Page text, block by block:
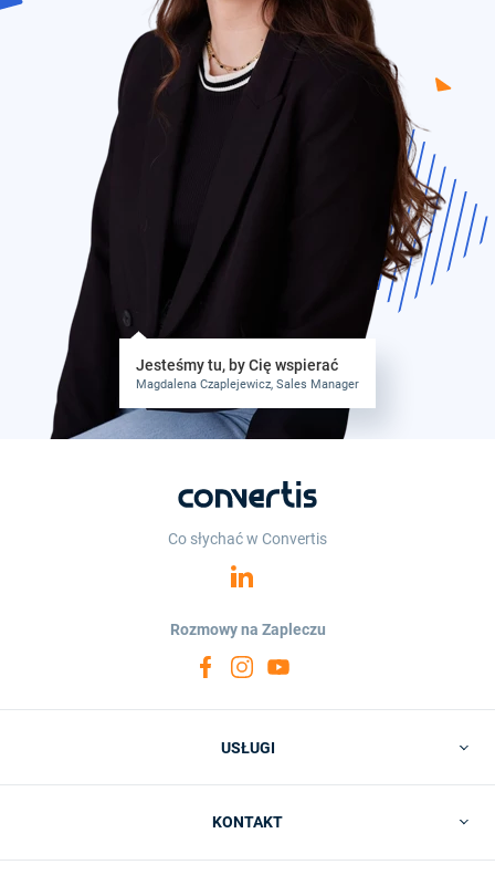
Jesteśmy tu, by Cię wspierać
Magdalena Czaplejewicz, Sales Manager
Co słychać w Convertis
Rozmowy na Zapleczu
USŁUGI
KONTAKT